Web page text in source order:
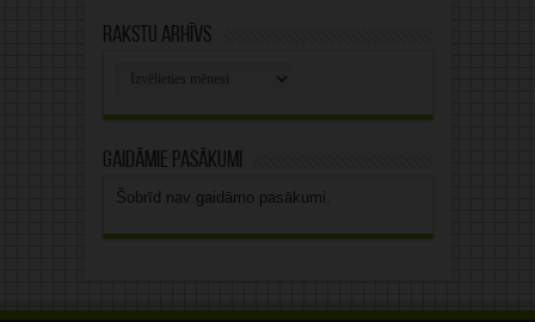
Rakstu arhīvs
Gaidāmie pasākumi
Šobrīd nav gaidāmo pasākumi.